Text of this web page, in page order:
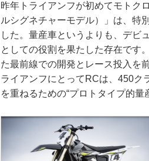
昨年トライアンフが初めてモトク
ルシグネチャーモデル）」は、特
した。量産車というよりも、デビ
としての役割を果たした存在です
た最前線での開発とレース投入を
ライアンフにとってRCは、450ク
を重ねるための“プロトタイプ的量